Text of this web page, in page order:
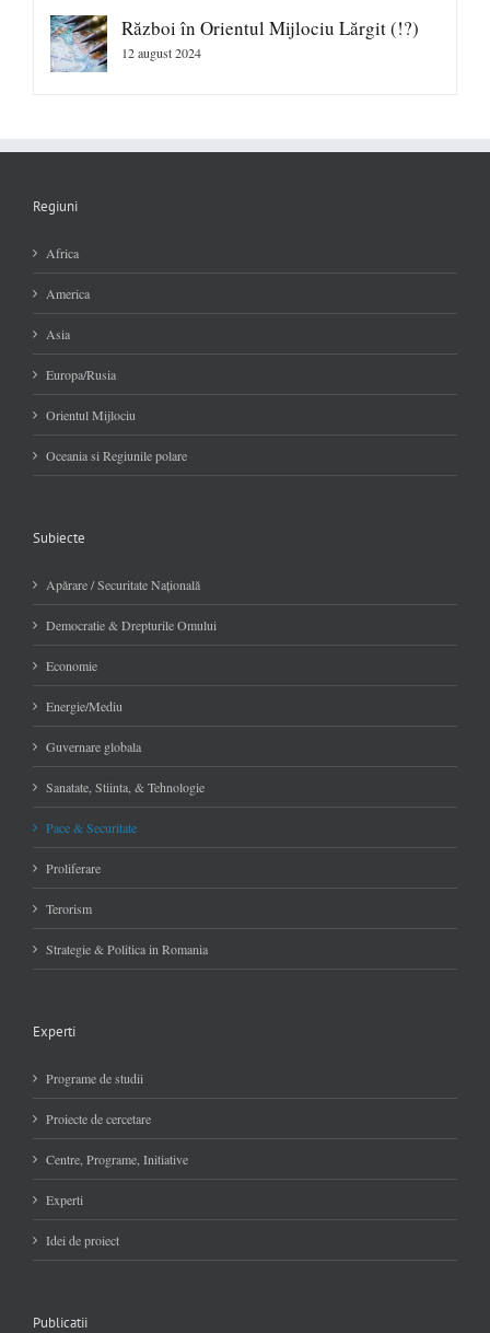
Război în Orientul Mijlociu Lărgit (!?)
12 august 2024
Regiuni
Africa
America
Asia
Europa/Rusia
Orientul Mijlociu
Oceania si Regiunile polare
Subiecte
Apărare / Securitate Naţională
Democratie & Drepturile Omului
Economie
Energie/Mediu
Guvernare globala
Sanatate, Stiinta, & Tehnologie
Pace & Securitate
Proliferare
Terorism
Strategie & Politica in Romania
Experti
Programe de studii
Proiecte de cercetare
Centre, Programe, Initiative
Experti
Idei de proiect
Publicatii